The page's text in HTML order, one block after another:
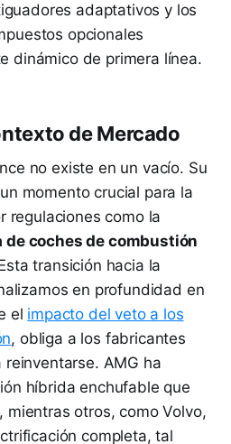
adaptativos y los
opcionales
dinámico de primera línea.
de Mercado
no existe en un vacío. Su
momento crucial para la
regulaciones como la
coches de combustión
transición hacia la
en profundidad en
el impacto del veto a los
, obliga a los fabricantes
AMG ha
híbrida enchufable que
mientras otros, como Volvo,
completa, tal